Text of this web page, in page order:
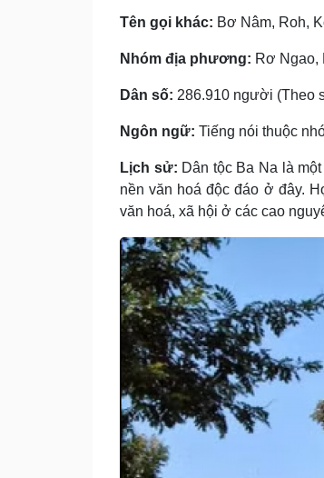
Tên gọi khác: Bơ Nâm, Roh,
Nhóm địa phương: Rơ Ngao,
Dân số: 286.910 người (Theo
Ngôn ngữ: Tiếng nói thuộc
Lịch sử: Dân tộc Ba Na là
nền văn hoá độc đáo ở đây.
văn hoá, xã hội ở các cao